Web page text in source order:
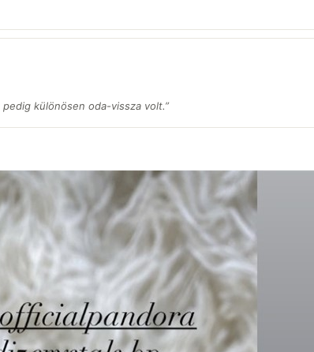
különösen oda-vissza volt.”